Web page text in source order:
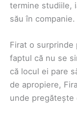
termine studiile,
său în companie.
Firat o surprinde
faptul că nu se
că locul ei pare
de apropiere,
unde pregătește